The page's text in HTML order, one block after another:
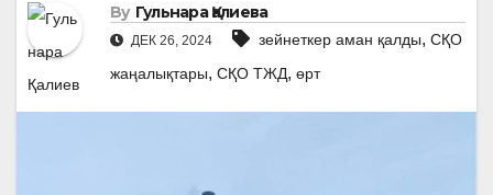
By Гульнара Қалиева
ДЕК 26, 2024 зейнеткер аман қалды, СҚО
жаңалықтары, СҚО ТЖД, өрт